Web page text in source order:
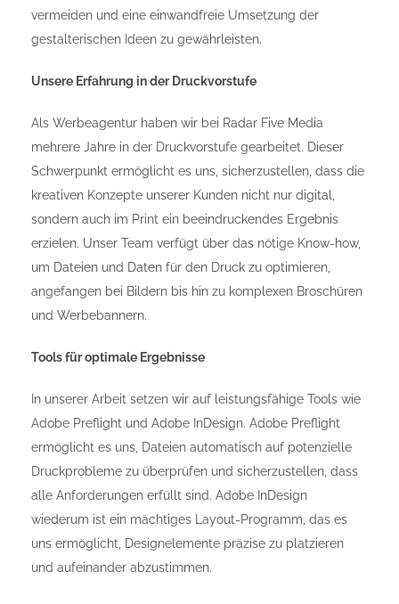
vermeiden und eine einwandfreie Umsetzung der
gestalterischen Ideen zu gewährleisten.
Unsere Erfahrung in der Druckvorstufe
Als Werbeagentur haben wir bei Radar Five Media
mehrere Jahre in der Druckvorstufe gearbeitet. Dieser
Schwerpunkt ermöglicht es uns, sicherzustellen, dass die
kreativen Konzepte unserer Kunden nicht nur digital,
sondern auch im Print ein beeindruckendes Ergebnis
erzielen. Unser Team verfügt über das nötige Know-how,
um Dateien und Daten für den Druck zu optimieren,
angefangen bei Bildern bis hin zu komplexen Broschüren
und Werbebannern.
Tools für optimale Ergebnisse
In unserer Arbeit setzen wir auf leistungsfähige Tools wie
Adobe Preflight und Adobe InDesign. Adobe Preflight
ermöglicht es uns, Dateien automatisch auf potenzielle
Druckprobleme zu überprüfen und sicherzustellen, dass
alle Anforderungen erfüllt sind. Adobe InDesign
wiederum ist ein mächtiges Layout-Programm, das es
uns ermöglicht, Designelemente präzise zu platzieren
und aufeinander abzustimmen.